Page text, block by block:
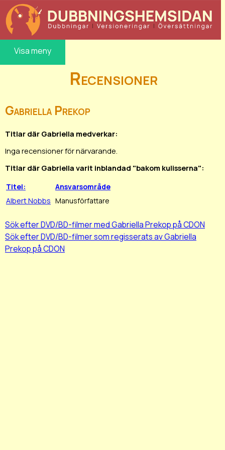
Visa meny
Recensioner
Gabriella Prekop
Titlar där Gabriella medverkar:
Inga recensioner för närvarande.
Titlar där Gabriella varit inblandad "bakom kulisserna":
Titel:
Ansvarsområde
Albert Nobbs Manusförfattare
Sök efter DVD/BD-filmer med Gabriella Prekop på CDON
Sök efter DVD/BD-filmer som regisserats av Gabriella
Prekop på CDON